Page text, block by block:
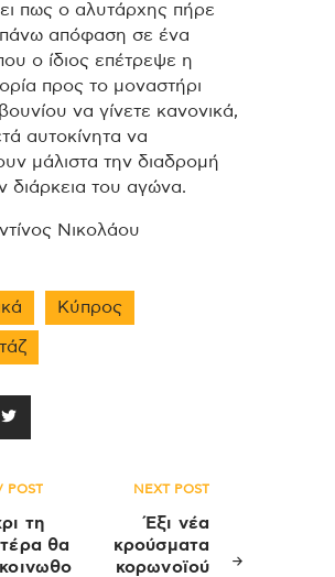
πως ο αλυτάρχης πήρε
πάνω απόφαση σε ένα
ο ίδιος επέτρεψε η
προς το μοναστήρι
να γίνετε κανονικά,
αυτοκίνητα να
μάλιστα την διαδρομή
διάρκεια του αγώνα.
Νικολάου
Κύπρος
POST
τη
θα
NEXT POST
Έξι νέα
κρούσματα
κορωνοϊού